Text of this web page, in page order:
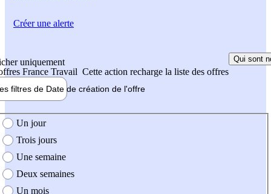
uniquement
France Travail Cette action recharge la liste des offres
Qui sont
filtres de Date de création de l'offre
création de l'offre
Un jour
Trois jours
Une semaine
Deux semaines
Un mois
Créer une alerte